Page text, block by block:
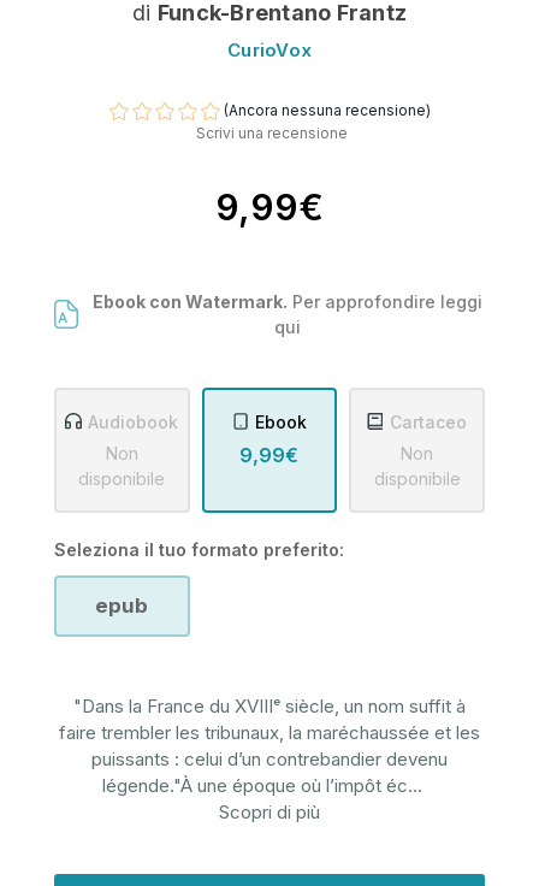
di Funck-Brentano Frantz
CurioVox
(Ancora nessuna recensione)
Scrivi una recensione
9,99€
Ebook con Watermark. Per approfondire leggi
qui
Audiobook
Non
disponibile
Ebook
9,99€
Cartaceo
Non
disponibile
Seleziona il tuo formato preferito:
epub
"Dans la France du XVIIIᵉ siècle, un nom suffit à
faire trembler les tribunaux, la maréchaussée et les
puissants : celui d’un contrebandier devenu
légende."À une époque où l’impôt éc...
Scopri di più